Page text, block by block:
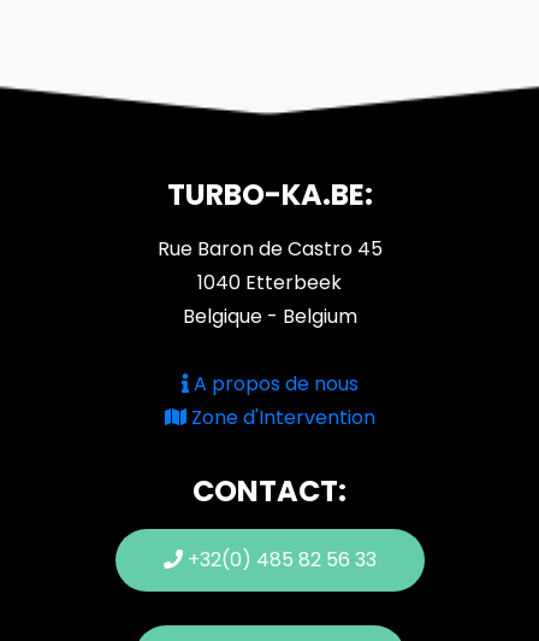
TURBO-KA.BE:
Rue Baron de Castro 45
1040 Etterbeek
Belgique - Belgium
A propos de nous
Zone d'Intervention
CONTACT:
+32(0) 485 82 56 33